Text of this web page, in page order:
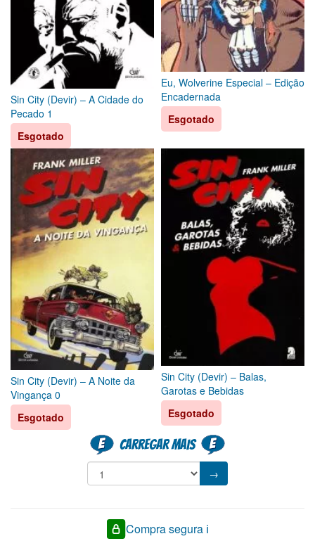
Sin City (Devir) – A Cidade do
Pecado 1
Esgotado
Eu, Wolverine Especial – Edição
Encadernada
Esgotado
Sin City (Devir) – A Noite da
Vingança 0
Esgotado
Sin City (Devir) – Balas,
Garotas e Bebidas
Esgotado
Carregar mais
→
Compra segura ℹ️